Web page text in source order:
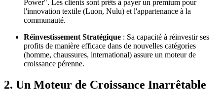
Power". Les clients sont prêts à payer un premium pour
l'innovation textile (Luon, Nulu) et l'appartenance à la
communauté.
Réinvestissement Stratégique : Sa capacité à réinvestir ses
profits de manière efficace dans de nouvelles catégories
(homme, chaussures, international) assure un moteur de
croissance pérenne.
2. Un Moteur de Croissance Inarrêtable